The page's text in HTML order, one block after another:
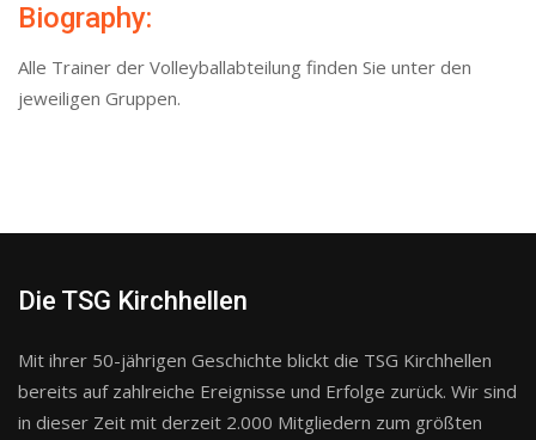
Biography:
Alle Trainer der Volleyballabteilung finden Sie unter den
jeweiligen Gruppen.
Die TSG Kirchhellen
Mit ihrer 50-jährigen Geschichte blickt die TSG Kirchhellen
bereits auf zahlreiche Ereignisse und Erfolge zurück. Wir sind
in dieser Zeit mit derzeit 2.000 Mitgliedern zum größten